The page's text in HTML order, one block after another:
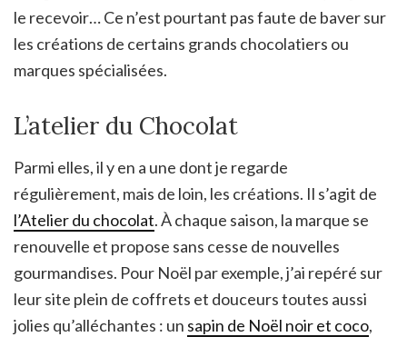
le recevoir… Ce n’est pourtant pas faute de baver sur
les créations de certains grands chocolatiers ou
marques spécialisées.
L’atelier du Chocolat
Parmi elles, il y en a une dont je regarde
régulièrement, mais de loin, les créations. Il s’agit de
l’Atelier du chocolat. À chaque saison, la marque se
renouvelle et propose sans cesse de nouvelles
gourmandises. Pour Noël par exemple, j’ai repéré sur
leur site plein de coffrets et douceurs toutes aussi
jolies qu’alléchantes : un sapin de Noël noir et coco,